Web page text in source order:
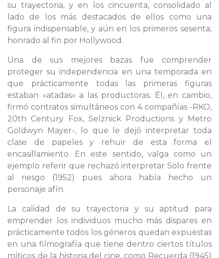
su trayectoria, y en los cincuenta, consolidado al
lado de los más destacados de ellos como una
figura indispensable, y aún en los primeros sesenta,
honrado al fin por Hollywood.
Una de sus mejores bazas fue comprender
proteger su independencia en una temporada en
que prácticamente todas las primeras figuras
estaban «atadas» a las productoras. Él, en cambio,
firmó contratos simultáneos con 4 compañías -RKO,
20th Century Fox, Selznick Productions y Metro
Goldwyn Mayer-, lo que le dejó interpretar toda
clase de papeles y rehuir de esta forma el
encasillamiento. En este sentido, valga como un
ejemplo referir que rechazó interpretar Solo frente
al riesgo (1952) pues ahora había hecho un
personaje afín.
La calidad de su trayectoria y su aptitud para
emprender los individuos mucho más dispares en
prácticamente todos los géneros quedan expuestas
en una filmografía que tiene dentro ciertos títulos
míticos de la historia del cine, como Recuerda (1945)